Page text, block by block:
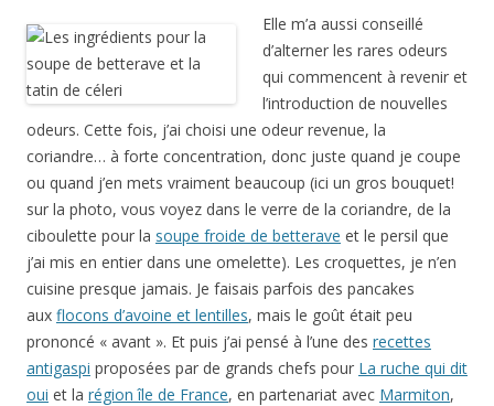
Elle m’a aussi conseillé
d’alterner les rares odeurs
qui commencent à revenir et
l’introduction de nouvelles
odeurs. Cette fois, j’ai choisi une odeur revenue, la
coriandre… à forte concentration, donc juste quand je coupe
ou quand j’en mets vraiment beaucoup (ici un gros bouquet!
sur la photo, vous voyez dans le verre de la coriandre, de la
ciboulette pour la soupe froide de betterave et le persil que
j’ai mis en entier dans une omelette). Les croquettes, je n’en
cuisine presque jamais. Je faisais parfois des pancakes
aux flocons d’avoine et lentilles, mais le goût était peu
prononcé « avant ». Et puis j’ai pensé à l’une des recettes
antigaspi proposées par de grands chefs pour La ruche qui dit
oui et la région île de France, en partenariat avec Marmiton,